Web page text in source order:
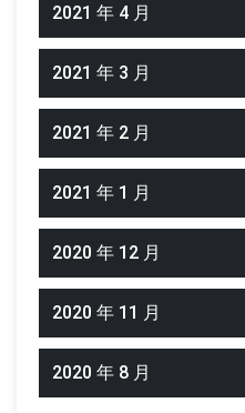
2021 年 4 月
2021 年 3 月
2021 年 2 月
2021 年 1 月
2020 年 12 月
2020 年 11 月
2020 年 8 月